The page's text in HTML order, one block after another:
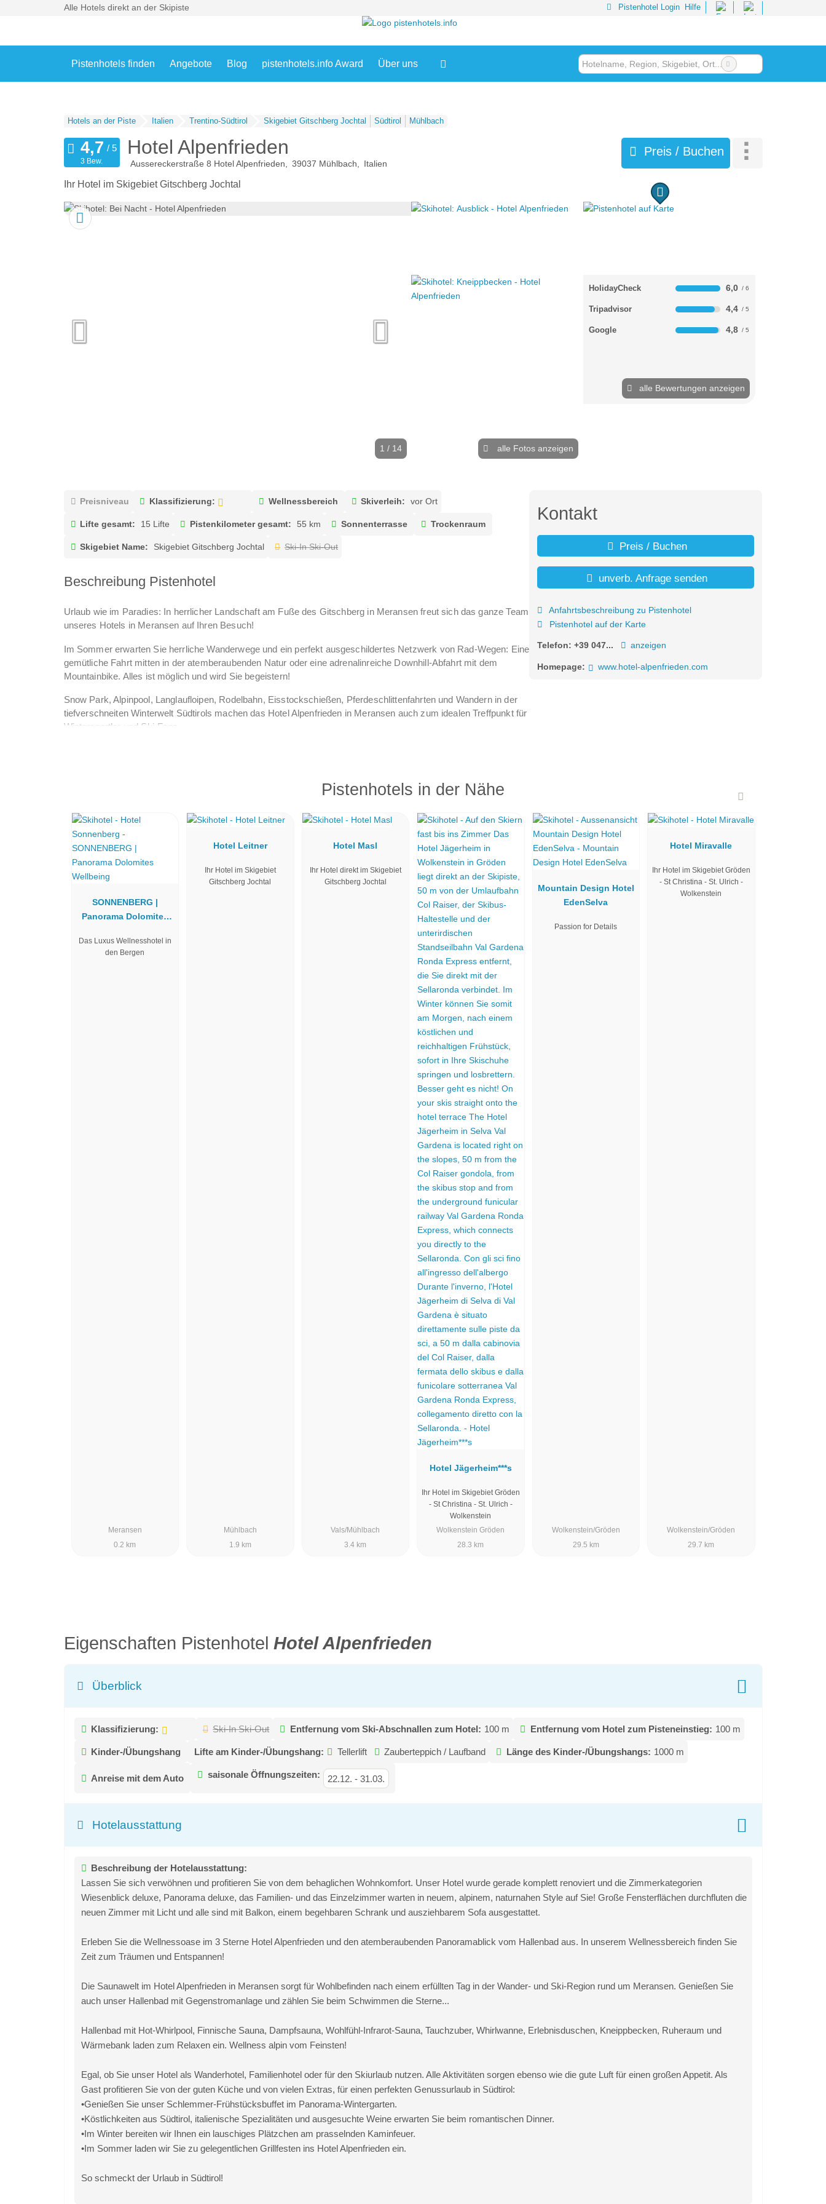
Alle Hotels direkt an der Skipiste Pistenhotel Login Hilfe
Pistenhotels finden Angebote Blog pistenhotels.info Award Über uns
Hotels an der Piste Italien Trentino-Südtirol Skigebiet Gitschberg Jochtal Südtirol Mühlbach
Hotel Alpenfrieden
Aussereckerstraße 8 Hotel Alpenfrieden 39037 Mühlbach Italien
Preis / Buchen
Ihr Hotel im Skigebiet Gitschberg Jochtal
3 Bew.
1 / 14 alle Fotos anzeigen
HolidayCheck 6,0
Tripadvisor 4,4
Google 4,8
alle Bewertungen anzeigen
Preisniveau Klassifizierung: Wellnessbereich Skiverleih: vor Ort
Lifte gesamt: 15 Lifte Pistenkilometer gesamt: 55 km Sonnenterrasse Trockenraum
Skigebiet Name: Skigebiet Gitschberg Jochtal Ski-In Ski-Out
Beschreibung Pistenhotel
Urlaub wie im Paradies: In herrlicher Landschaft am Fuße des Gitschberg in Meransen freut sich das ganze Team
unseres Hotels in Meransen auf Ihren Besuch!
Im Sommer erwarten Sie herrliche Wanderwege und ein perfekt ausgeschildertes Netzwerk von Rad-Wegen: Eine
gemütliche Fahrt mitten in der atemberaubenden Natur oder eine adrenalinreiche Downhill-Abfahrt mit dem
Mountainbike. Alles ist möglich und wird Sie begeistern!
Snow Park, Alpinpool, Langlaufloipen, Rodelbahn, Eisstockschießen, Pferdeschlittenfahrten und Wandern in der
tiefverschneiten Winterwelt Südtirols machen das Hotel Alpenfrieden in Meransen auch zum idealen Treffpunkt für
Wintersportler und Ski-Fans.
Kontakt
Preis / Buchen
unverb. Anfrage senden
Anfahrtsbeschreibung zu Pistenhotel
Pistenhotel auf der Karte
Telefon:+39 047... anzeigen
Homepage: www.hotel-alpenfrieden.com
Pistenhotels in der Nähe
SONNENBERG |
Panorama Dolomites
Das Luxus Wellnesshotel in
den Bergen
Meransen
0.2 km
Hotel Leitner
Ihr Hotel im Skigebiet
Gitschberg Jochtal
Mühlbach
1.9 km
Hotel Masl
Ihr Hotel direkt im Skigebiet
Gitschberg Jochtal
Vals/Mühlbach
3.4 km
Hotel Jägerheim***s
Ihr Hotel im Skigebiet Gröden
- St Christina - St. Ulrich -
Wolkenstein
Wolkenstein Gröden
28.3 km
Mountain Design Hotel
EdenSelva
Passion for Details
Wolkenstein/Gröden
29.5 km
Hotel Miravalle
Ihr Hotel im Skigebiet Gröden
- St Christina - St. Ulrich -
Wolkenstein
Wolkenstein/Gröden
29.7 km
Eigenschaften Pistenhotel Hotel Alpenfrieden
Überblick
Klassifizierung: Ski-In Ski-Out Entfernung vom Ski-Abschnallen zum Hotel: 100 m Entfernung vom Hotel zum Pisteneinstieg: 100 m
Kinder-/Übungshang Lifte am Kinder-/Übungshang: Tellerlift Zauberteppich / Laufband Länge des Kinder-/Übungshangs: 1000 m
Anreise mit dem Auto saisonale Öffnungszeiten: 22.12. - 31.03.
Hotelausstattung
Beschreibung der Hotelausstattung:
Lassen Sie sich verwöhnen und profitieren Sie von dem behaglichen Wohnkomfort. Unser Hotel wurde gerade komplett renoviert und die Zimmerkategorien
Wiesenblick deluxe, Panorama deluxe, das Familien- und das Einzelzimmer warten in neuem, alpinem, naturnahen Style auf Sie! Große Fensterflächen durchfluten die
neuen Zimmer mit Licht und alle sind mit Balkon, einem begehbaren Schrank und ausziehbarem Sofa ausgestattet.
Erleben Sie die Wellnessoase im 3 Sterne Hotel Alpenfrieden und den atemberaubenden Panoramablick vom Hallenbad aus. In unserem Wellnessbereich finden Sie
Zeit zum Träumen und Entspannen!
Die Saunawelt im Hotel Alpenfrieden in Meransen sorgt für Wohlbefinden nach einem erfüllten Tag in der Wander- und Ski-Region rund um Meransen. Genießen Sie
auch unser Hallenbad mit Gegenstromanlage und zählen Sie beim Schwimmen die Sterne...
Hallenbad mit Hot-Whirlpool, Finnische Sauna, Dampfsauna, Wohlfühl-Infrarot-Sauna, Tauchzuber, Whirlwanne, Erlebnisduschen, Kneippbecken, Ruheraum und
Wärmebank laden zum Relaxen ein. Wellness alpin vom Feinsten!
Egal, ob Sie unser Hotel als Wanderhotel, Familienhotel oder für den Skiurlaub nutzen. Alle Aktivitäten sorgen ebenso wie die gute Luft für einen großen Appetit. Als
Gast profitieren Sie von der guten Küche und von vielen Extras, für einen perfekten Genussurlaub in Südtirol:
•Genießen Sie unser Schlemmer-Frühstücksbuffet im Panorama-Wintergarten.
•Köstlichkeiten aus Südtirol, italienische Spezialitäten und ausgesuchte Weine erwarten Sie beim romantischen Dinner.
•Im Winter bereiten wir Ihnen ein lauschiges Plätzchen am prasselnden Kaminfeuer.
•Im Sommer laden wir Sie zu gelegentlichen Grillfesten ins Hotel Alpenfrieden ein.
So schmeckt der Urlaub in Südtirol!